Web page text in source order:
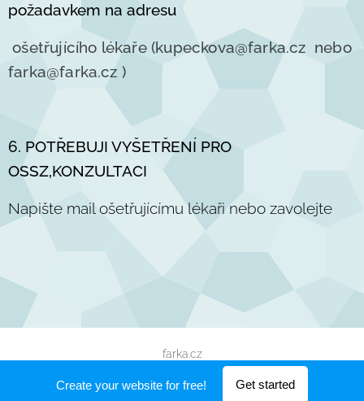
požadavkem na adresu
ošetřujícího lékaře (kupeckova@farka.cz nebo
farka@farka.cz )
6. POTŘEBUJI VYŠETŘENÍ PRO
OSSZ,KONZULTACI
Napište mail ošetřujícímu lékaři nebo zavolejte
farka.cz
Powered byWebnode
Create your website for free! Get started